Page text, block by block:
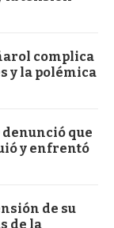
complica
y la polémica
denunció que
y enfrentó
de su
de la